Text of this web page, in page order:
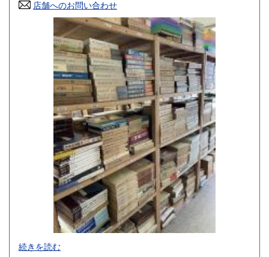
高知県 800円
800円 長崎県
800円 大分県
800円 鹿児島県
1,500円
店舗へのお問い合わせ
-
続きを読む